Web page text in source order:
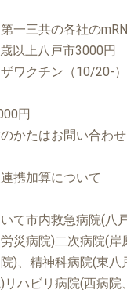
一三共の各社の
以上八戸市3000円
ワクチン（10/20-）
円
かたはお問い合わせ
携加算について
て市内救急病院(八
災病院)二次病院(岸
)、精神科病院(東八
リハビリ病院(西病院